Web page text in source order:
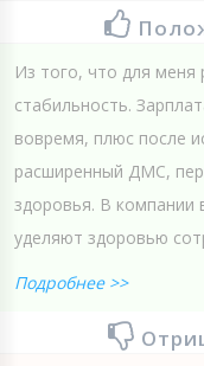
Из того, что для
стабильность.
вовремя, плюс после
расширенный ДМС,
здоровья. В
уделяют здоровью
Подробнее >>